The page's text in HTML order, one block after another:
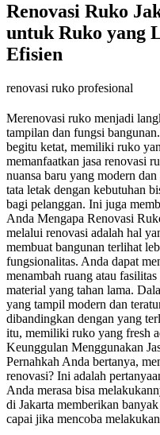
Renovasi Ruko
untuk Ruko yang
Efisien
renovasi ruko profesional
Merenovasi ruko menjadi
tampilan dan fungsi
begitu ketat, memiliki ruko
memanfaatkan jasa renovasi
nuansa baru yang modern
tata letak dengan kebutuhan
bagi pelanggan. Ini juga
Anda Mengapa Renovasi
melalui renovasi adalah hal
membuat bangunan terlihat
fungsionalitas. Anda dapat
menambah ruang atau
material yang tahan lama.
yang tampil modern dan
dibandingkan dengan yang
itu, memiliki ruko yang fresh
Keunggulan Menggunakan
Pernahkah Anda bertanya,
renovasi? Ini adalah
Anda merasa bisa
di Jakarta memberikan
capai jika mencoba